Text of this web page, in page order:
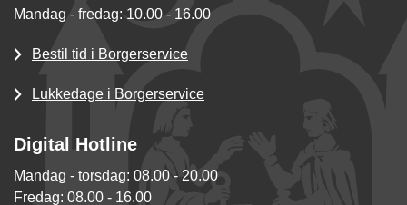
Mandag - fredag: 10.00 - 16.00
Bestil tid i Borgerservice
Lukkedage i Borgerservice
Digital Hotline
Mandag - torsdag: 08.00 - 20.00
Fredag: 08.00 - 16.00